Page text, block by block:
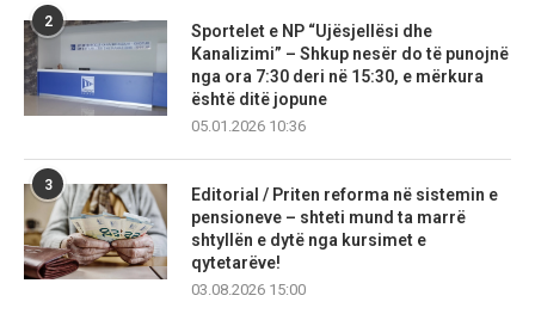
2
Sportelet e NP “Ujësjellësi dhe
Kanalizimi” – Shkup nesër do të punojnë
nga ora 7:30 deri në 15:30, e mërkura
është ditë jopune
05.01.2026 10:36
3
Editorial / Priten reforma në sistemin e
pensioneve – shteti mund ta marrë
shtyllën e dytë nga kursimet e
qytetarëve!
03.08.2026 15:00